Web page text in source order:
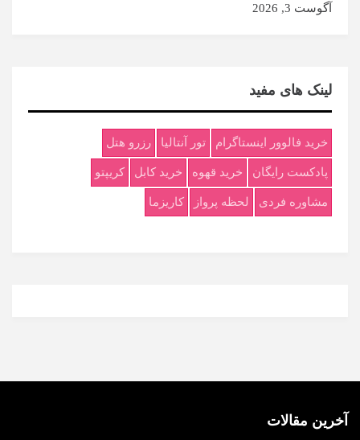
آگوست 3, 2026
لینک های مفید
خرید فالوور اینستاگرام تور آنتالیا رزرو هتل
پادکست رایگان خرید قهوه خرید کابل کریپتو
مشاوره فردی لحظه پرواز کاریزما
آخرین مقالات